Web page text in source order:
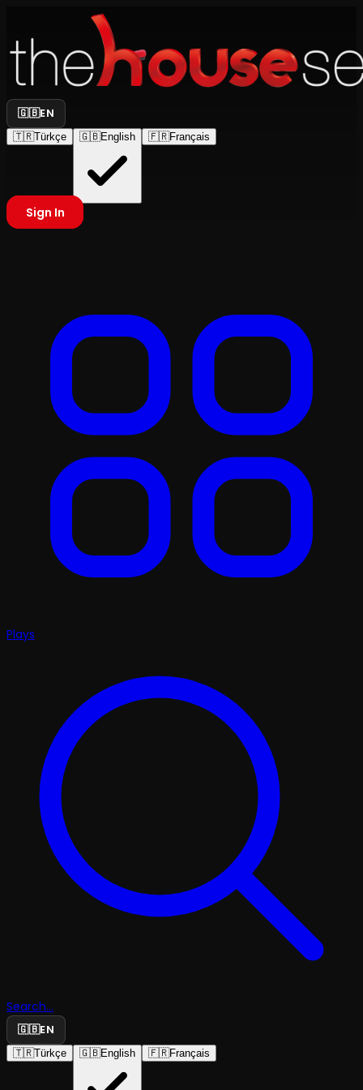
🇬🇧EN
🇹🇷Türkçe 🇬🇧English 🇫🇷Français
Sign In
Plays
Search...
🇬🇧EN
🇹🇷Türkçe 🇬🇧English 🇫🇷Français